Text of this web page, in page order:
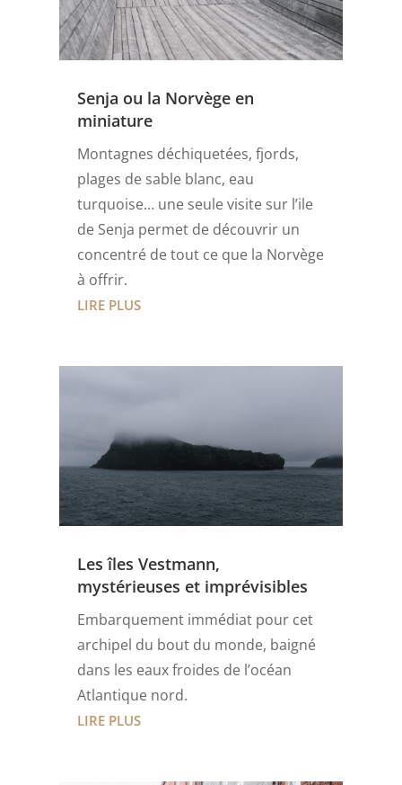
Senja ou la Norvège en
miniature
Montagnes déchiquetées, fjords,
plages de sable blanc, eau
turquoise… une seule visite sur l’ile
de Senja permet de découvrir un
concentré de tout ce que la Norvège
à offrir.
LIRE PLUS
Les îles Vestmann,
mystérieuses et imprévisibles
Embarquement immédiat pour cet
archipel du bout du monde, baigné
dans les eaux froides de l’océan
Atlantique nord.
LIRE PLUS